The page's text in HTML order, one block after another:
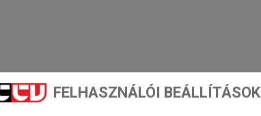
FELHASZNÁLÓI BEÁLLÍTÁSOK